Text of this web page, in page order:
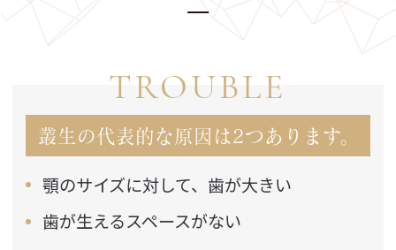
TROUBLE
叢生の代表的な原因は2つあります。
顎のサイズに対して、歯が大きい
歯が生えるスペースがない